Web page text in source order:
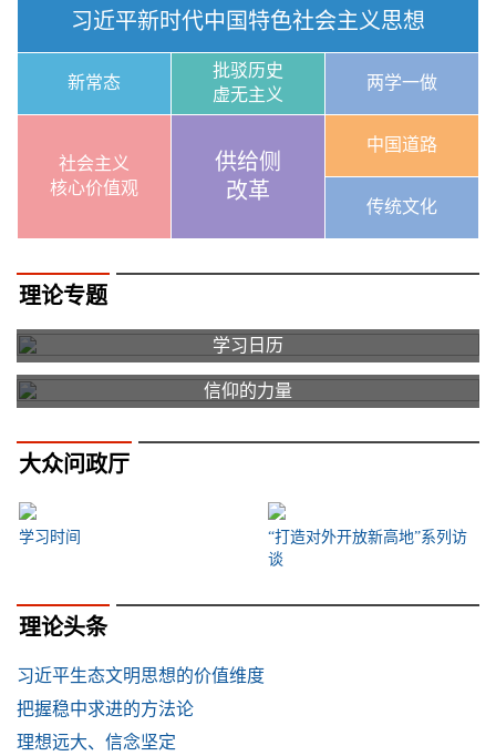
习近平新时代中国特色社会主义思想
新常态
批驳历史
虚无主义
两学一做
社会主义
核心价值观
供给侧
改革
中国道路
传统文化
理论专题
学习日历
信仰的力量
大众问政厅
学习时间
“打造对外开放新高地”系列访
谈
理论头条
习近平生态文明思想的价值维度
把握稳中求进的方法论
理想远大、信念坚定